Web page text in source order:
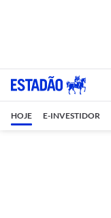
HOJE E-INVESTIDOR